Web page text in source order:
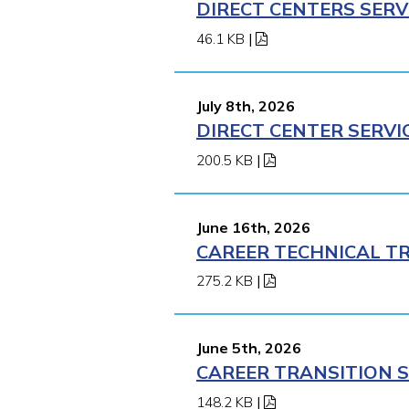
DIRECT CENTERS
46.1 KB |
July 8th, 2026
DIRECT CENTER
200.5 KB |
June 16th, 2026
CAREER TECHNICAL
275.2 KB |
June 5th, 2026
CAREER TRANSITION
148.2 KB |